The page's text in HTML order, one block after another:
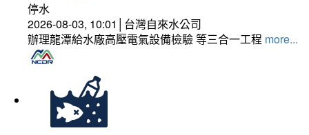
停水
2026-08-03, 10:01│台灣自來水公司
辦理龍潭給水廠高壓電氣設備檢驗 等三合一工程 more...